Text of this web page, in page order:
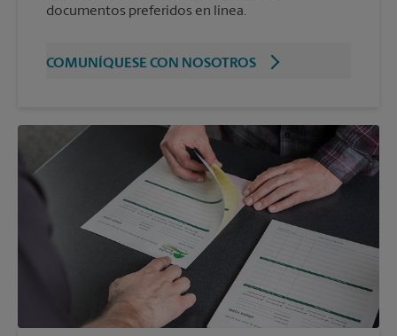
documentos preferidos en línea.
COMUNÍQUESE CON NOSOTROS